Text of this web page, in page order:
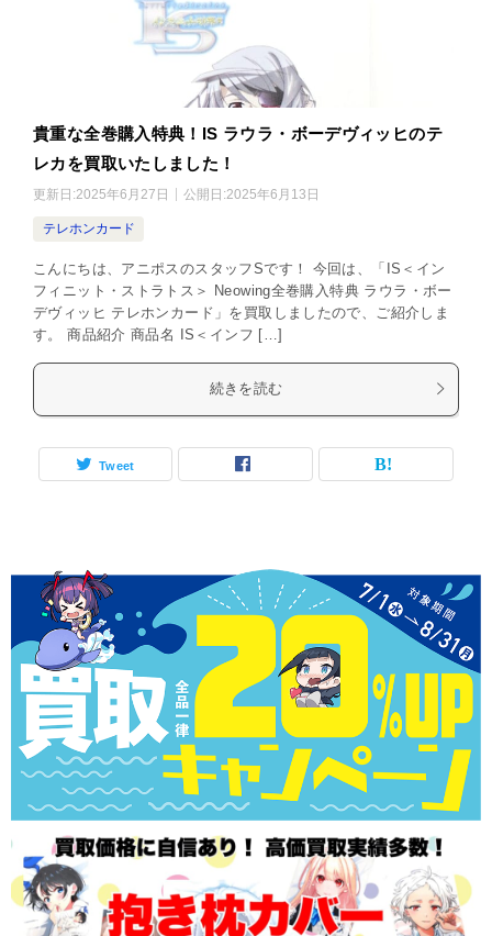
貴重な全巻購入特典！IS ラウラ・ボーデヴィッヒのテ
レカを買取いたしました！
更新日:2025年6月27日 公開日:2025年6月13日
テレホンカード
こんにちは、アニポスのスタッフSです！ 今回は、「IS＜イン
フィニット・ストラトス＞ Neowing全巻購入特典 ラウラ・ボー
デヴィッヒ テレホンカード」を買取しましたので、ご紹介しま
す。 商品紹介 商品名 IS＜インフ […]
続きを読む
Tweet